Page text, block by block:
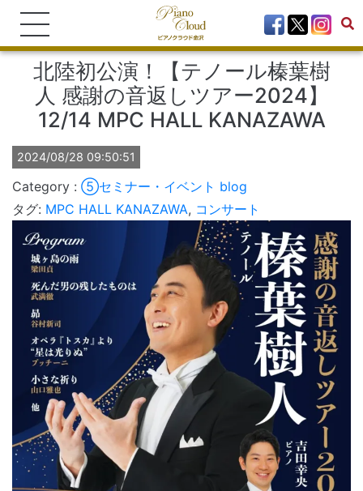
北陸初公演！【テノール榛葉樹
人 感謝の音返しツアー2024】
12/14 MPC HALL KANAZAWA
2024/08/28 09:50:51
⑤セミナー・イベント blog
タグ: MPC HALL KANAZAWA, コンサート